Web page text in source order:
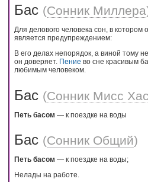
Бас (Сонник Миллера
Для делового человека сон, в котором
является предупреждением:
В его делах непорядок, а виной тому
он доверяет. Пение во сне красивым
любимым человеком.
Бас (Сонник Мисс
Петь басом — к поездке на воды
Бас (Сонник Общий)
Петь басом — к поездке на воды;
Нелады на работе.